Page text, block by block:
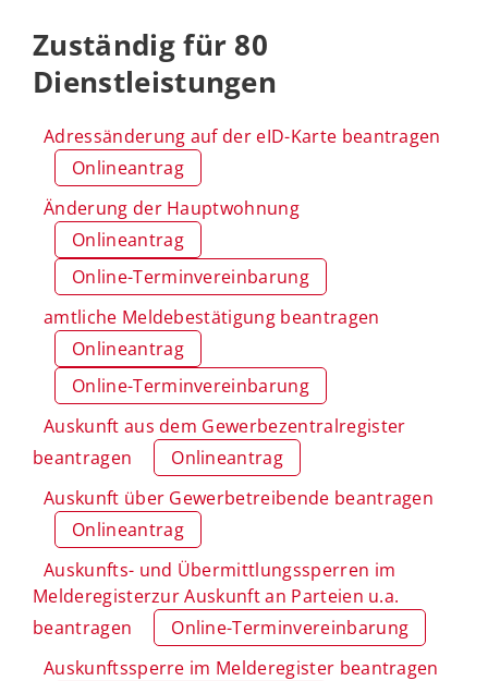
Zuständig für 80
Dienstleistungen
Adressänderung auf der eID-Karte beantragen
Onlineantrag
Änderung der Hauptwohnung
Onlineantrag
Online-Terminvereinbarung
amtliche Meldebestätigung beantragen
Onlineantrag
Online-Terminvereinbarung
Auskunft aus dem Gewerbezentralregister
beantragen
Onlineantrag
Auskunft über Gewerbetreibende beantragen
Onlineantrag
Auskunfts- und Übermittlungssperren im
Melderegisterzur Auskunft an Parteien u.a.
beantragen
Online-Terminvereinbarung
Auskunftssperre im Melderegister beantragen